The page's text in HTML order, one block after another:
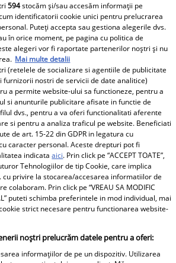
iubitul ei se căsătoresc. Fosta
România 2026 a primit inelul
toată inima!”
iubitul 2
594stocăm și/sau accesăm informații pe
identificatorii cookie unici pentru prelucrarea
Puteți accepta sau gestiona alegerile dvs.
în orice moment, pe pagina cu politica de
alegeri vor fi raportate partenerilor noștri și nu
Mai multe detalii
(retelele de socializare si agentiile de publicitate
furnizorii nostri de servicii de date analitice)
a permite website-ului sa functioneze, pentru a
si anunturile publicitare afisate in functie de
dvs., pentru a va oferi functionalitati aferente
si pentru a analiza traficul pe website. Beneficiati
de art. 15-22 din GDPR in legatura cu
caracter personal. Aceste drepturi pot fi
indicataaici. Prin click pe “ACCEPT TOATE”,
Tehnologiilor de tip Cookie, care implica
cu privire la stocarea/accesarea informatiilor de
colaboram. Prin click pe “VREAU SA MODIFIC
puteti schimba preferintele in mod individual, mai
strict necesare pentru functionarea website-
noștri prelucrăm datele pentru a oferi:
informațiilor de pe un dispozitiv. Utilizarea